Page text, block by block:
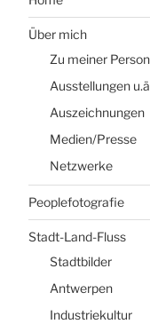
Über mich
Zu meiner Person
Ausstellungen
Auszeichnungen
Medien/Presse
Netzwerke
Peoplefotografie
Stadt-Land-Fluss
Stadtbilder
Antwerpen
Industriekultur